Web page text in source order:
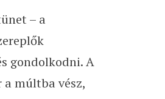
– a
gondolkodni. A
a múltba vész,